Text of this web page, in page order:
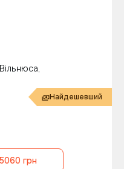
Найдешевший
грн